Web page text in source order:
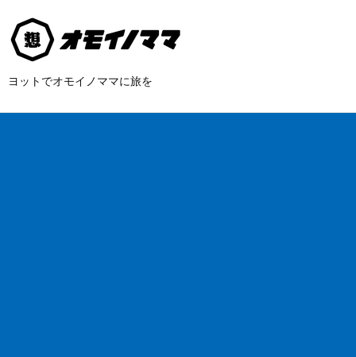
ヨットでオモイノママに旅を